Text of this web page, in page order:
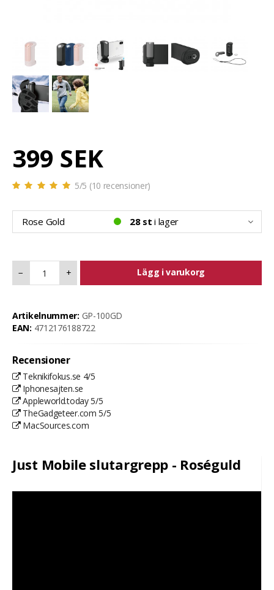
Just Mobile slutargrepp - Roséguld
399 SEK
5/5 (10 recensioner)
Rose Gold 28 st i lager
− + Lägg i varukorg
Artikelnummer: GP-100GD
EAN: 4712176188722
Recensioner
Teknikifokus.se 4/5
Iphonesajten.se
Appleworld.today 5/5
TheGadgeteer.com 5/5
MacSources.com